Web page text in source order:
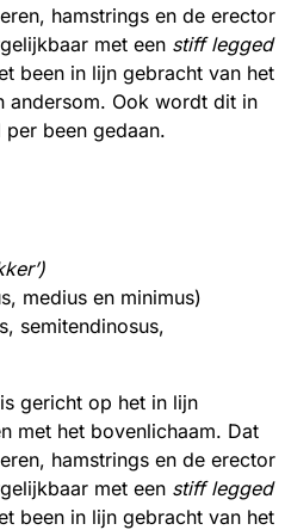
hamstrings en de erector
met een stiff legged
been in lijn gebracht van het
andersom. Ook wordt dit in
been gedaan.
medius en minimus)
semitendinosus,
gericht op het in lijn
met het bovenlichaam. Dat
hamstrings en de erector
met een stiff legged
been in lijn gebracht van het